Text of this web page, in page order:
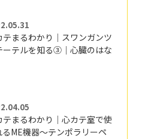
テまるわかり｜スワンガンツ
ーテルを知る③｜心臓のはな
テまるわかり｜心カテ室で使
るME機器～テンポラリーペ